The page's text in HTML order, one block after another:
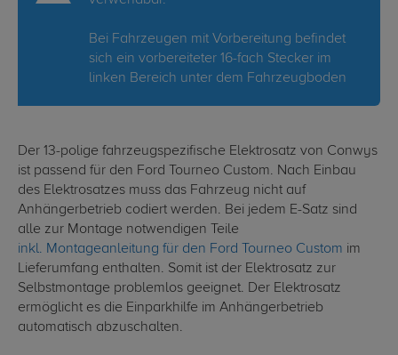
Bei Fahrzeugen mit Vorbereitung befindet
sich ein vorbereiteter 16-fach Stecker im
linken Bereich unter dem Fahrzeugboden
Der 13-polige fahrzeugspezifische Elektrosatz von Conwys
ist passend für den Ford Tourneo Custom. Nach Einbau
des Elektrosatzes muss das Fahrzeug nicht auf
Anhängerbetrieb codiert werden. Bei jedem E-Satz sind
alle zur Montage notwendigen Teile
inkl. Montageanleitung für den Ford Tourneo Custom im
Lieferumfang enthalten. Somit ist der Elektrosatz zur
Selbstmontage problemlos geeignet. Der Elektrosatz
ermöglicht es die Einparkhilfe im Anhängerbetrieb
automatisch abzuschalten.